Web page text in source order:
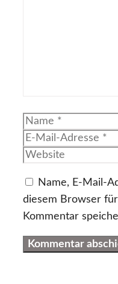
Name
Name, E-Mail-
diesem Browser
Kommentar